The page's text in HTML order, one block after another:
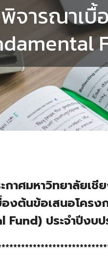
จารณาเบื้
กาศมหาวิทยาลัยเชี
งต้นข้อเสนอโครง
Fund) ประจำปีงบ